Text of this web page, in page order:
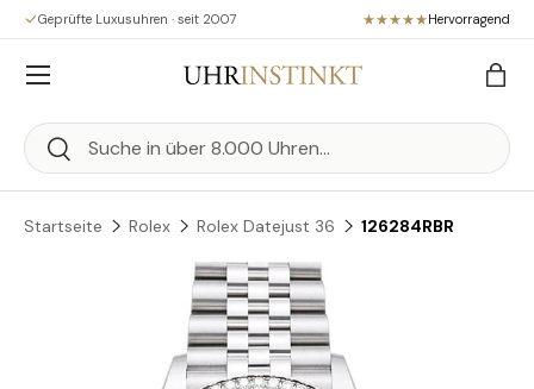
Direkt zum Inhalt
Geprüfte Luxusuhren · seit 2007 Hervorragend
Suchen
Suchen
Menü
Startseite Rolex Rolex Datejust 36 126284RBR
Zu Produktinformationen springen